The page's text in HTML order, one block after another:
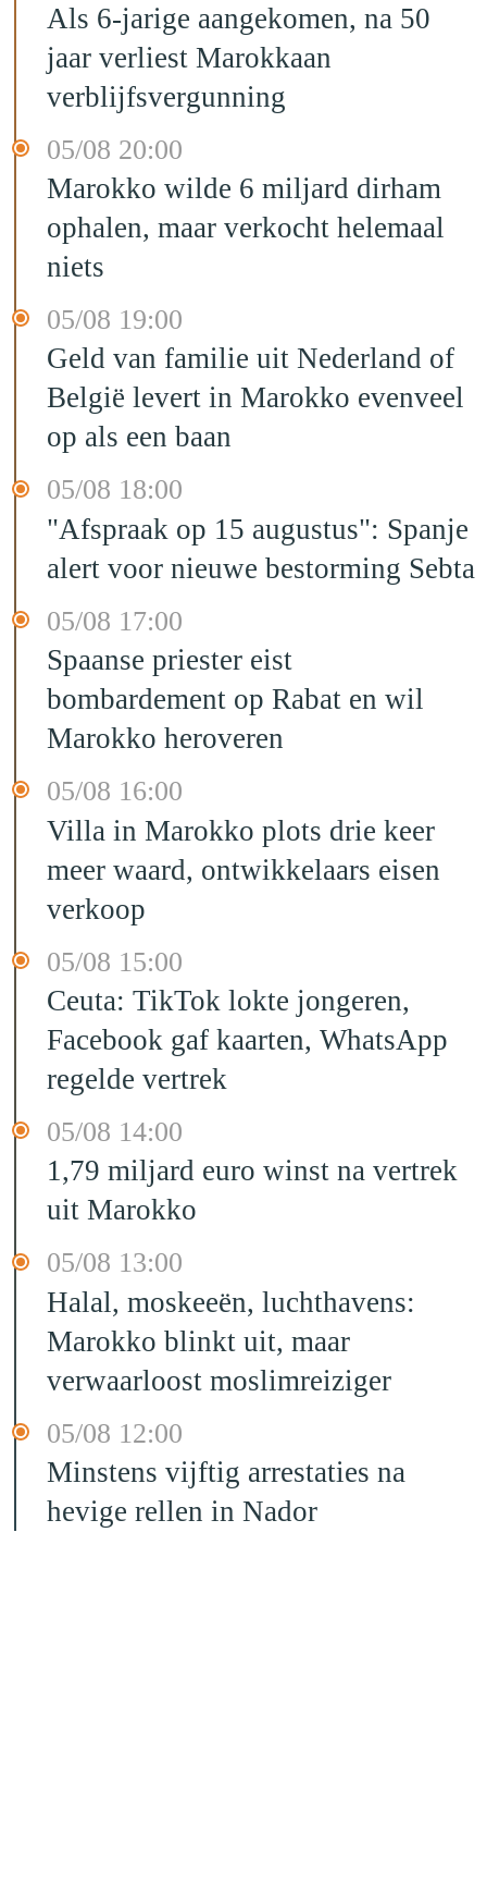
Als 6-jarige aangekomen, na 50
jaar verliest Marokkaan
verblijfsvergunning
05/08 20:00
Marokko wilde 6 miljard dirham
ophalen, maar verkocht helemaal
niets
05/08 19:00
Geld van familie uit Nederland of
België levert in Marokko evenveel
op als een baan
05/08 18:00
"Afspraak op 15 augustus": Spanje
alert voor nieuwe bestorming Sebta
05/08 17:00
Spaanse priester eist
bombardement op Rabat en wil
Marokko heroveren
05/08 16:00
Villa in Marokko plots drie keer
meer waard, ontwikkelaars eisen
verkoop
05/08 15:00
Ceuta: TikTok lokte jongeren,
Facebook gaf kaarten, WhatsApp
regelde vertrek
05/08 14:00
1,79 miljard euro winst na vertrek
uit Marokko
05/08 13:00
Halal, moskeeën, luchthavens:
Marokko blinkt uit, maar
verwaarloost moslimreiziger
05/08 12:00
Minstens vijftig arrestaties na
hevige rellen in Nador